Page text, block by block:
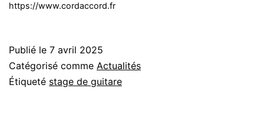
https://www.cordaccord.fr
Publié le 7 avril 2025
Catégorisé comme Actualités
Étiqueté stage de guitare